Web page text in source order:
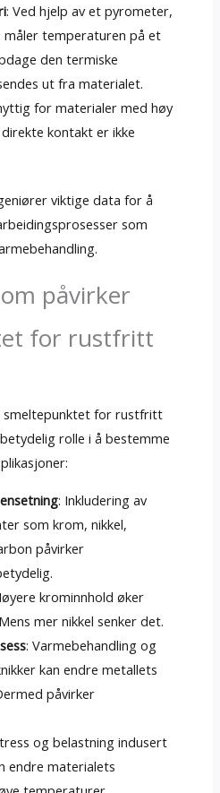
: Ved hjelp av et pyrometer,
måler temperaturen på et
den termiske
ut fra materialet.
for materialer med høy
kontakt er ikke
viktige data for å
som
påvirker
for rustfritt
smeltepunktet for rustfritt
rolle i å bestemme
: Inkludering av
som krom, nikkel,
påvirker
krominnhold øker
mer nikkel senker det.
: Varmebehandling og
kan endre metallets
påvirker
og belastning indusert
endre materialets